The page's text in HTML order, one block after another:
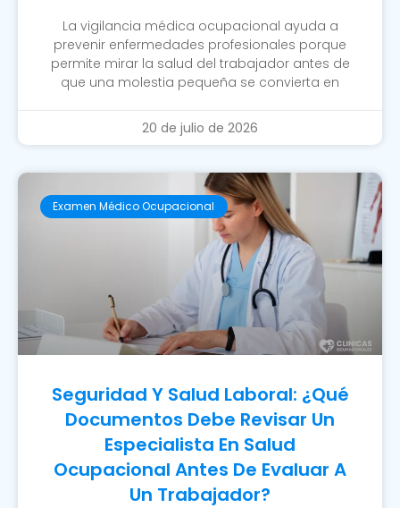
La vigilancia médica ocupacional ayuda a
prevenir enfermedades profesionales porque
permite mirar la salud del trabajador antes de
que una molestia pequeña se convierta en
20 de julio de 2026
Examen Médico Ocupacional
Seguridad Y Salud Laboral: ¿Qué
Documentos Debe Revisar Un
Especialista En Salud
Ocupacional Antes De Evaluar A
Un Trabajador?